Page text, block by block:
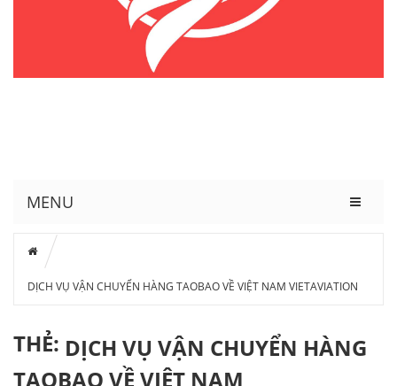
MENU
DỊCH VỤ VẬN CHUYỂN HÀNG TAOBAO VỀ VIỆT NAM VIETAVIATION
THẺ: DỊCH VỤ VẬN CHUYỂN HÀNG
TAOBAO VỀ VIỆT NAM